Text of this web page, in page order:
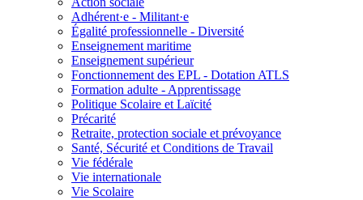
Adhérent·e - Militant·e
Égalité professionnelle - Diversité
Enseignement maritime
Enseignement supérieur
Fonctionnement des EPL - Dotation ATLS
Formation adulte - Apprentissage
Politique Scolaire et Laïcité
Précarité
Retraite, protection sociale et prévoyance
Santé, Sécurité et Conditions de Travail
Vie fédérale
Vie internationale
Vie Scolaire